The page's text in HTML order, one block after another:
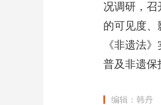
况调研，召
的可见度
《非遗法
普及非遗保
编辑：韩丹